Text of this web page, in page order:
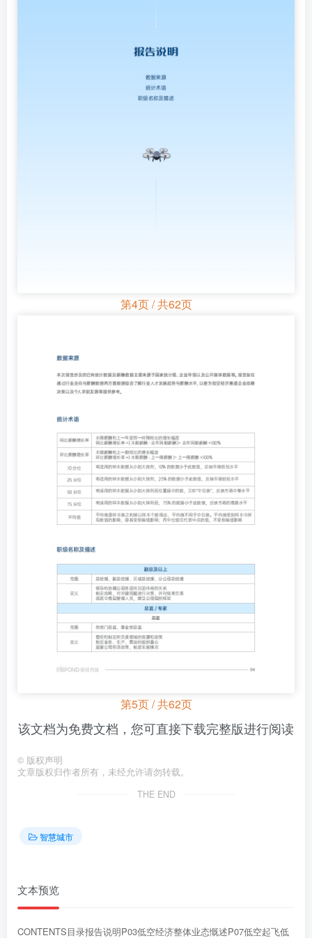
第4页 / 共62页
第5页 / 共62页
该文档为免费文档，您可直接下载完整版进行阅读
© 版权声明
文章版权归作者所有，未经允许请勿转载。
THE END
智慧城市
文本预览
CONTENTS目录报告说明P03低空经济整体业态慨述P07低空起飞低